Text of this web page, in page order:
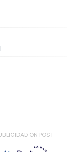
ON POST -